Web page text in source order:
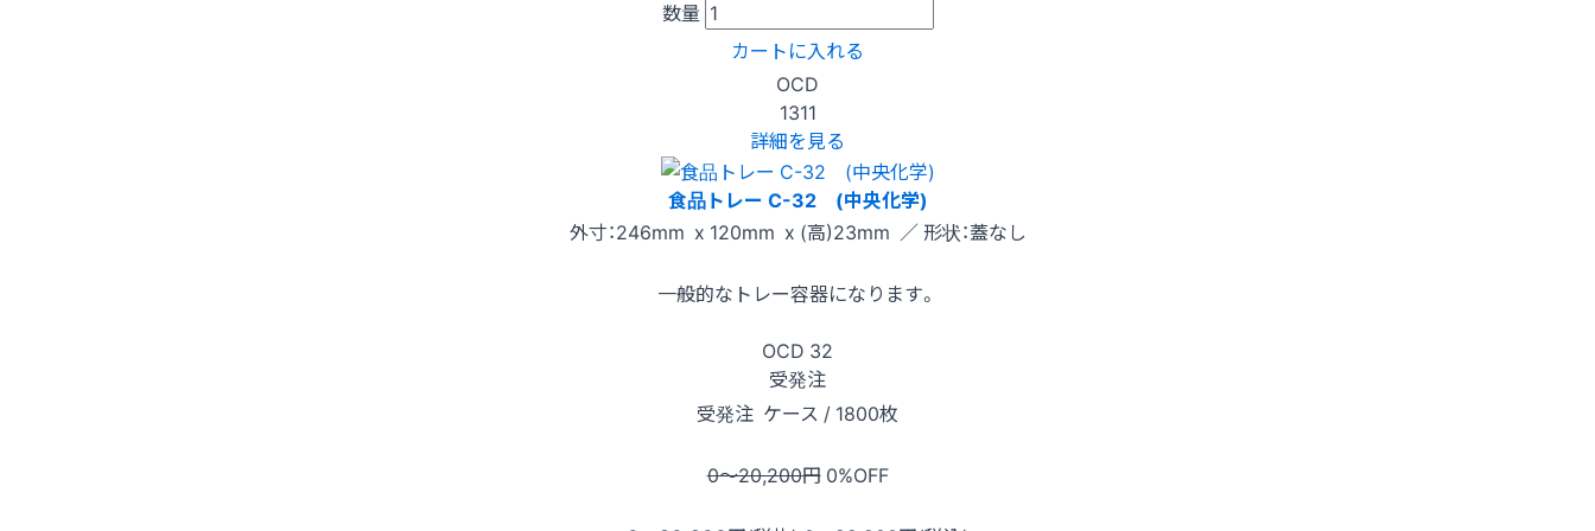
数量
カートに入れる
OCD
1311
詳細を見る
食品トレー C-32 (中央化学)
外寸：246mm x 120mm x (高)23mm ／ 形状：蓋なし
一般的なトレー容器になります。
OCD 32
受発注
受発注 ケース / 1800枚
0〜20,200円 0%OFF